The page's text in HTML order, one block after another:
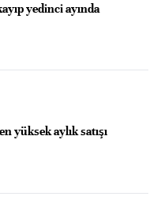
yedinci ayında
yüksek aylık satışı